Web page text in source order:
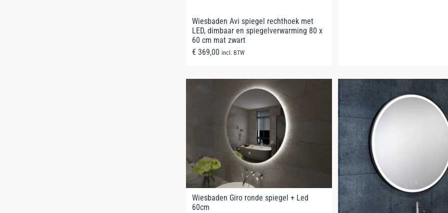
Wiesbaden Avi spiegel rechthoek met
LED, dimbaar en spiegelverwarming 80 x
60 cm mat zwart
€ 369,00 incl. BTW
Wiesbaden Giro ronde spiegel + Led
60cm